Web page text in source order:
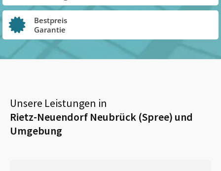
Bestpreis
Garantie
Unsere Leistungen in
Rietz-Neuendorf Neubrück (Spree) und
Umgebung